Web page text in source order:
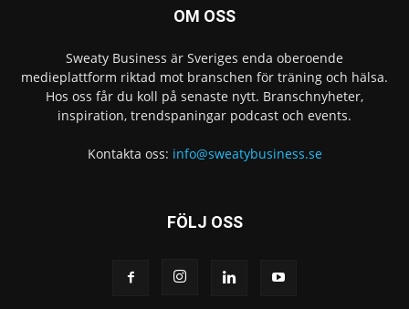
OM OSS
Sweaty Business är Sveriges enda oberoende
medieplattform riktad mot branschen för träning och hälsa.
Hos oss får du koll på senaste nytt. Branschnyheter,
inspiration, trendspaningar podcast och events.
Kontakta oss: info@sweatybusiness.se
FÖLJ OSS